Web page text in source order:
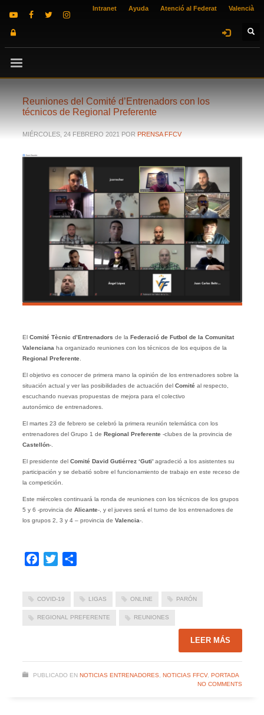
Intranet Ayuda Atenció al Federat Valencià
Reuniones del Comité d’Entrenadors con los
técnicos de Regional Preferente
MIÉRCOLES, 24 FEBRERO 2021 POR PRENSA FFCV
El Comité Tècnic d’Entrenadors de la Federació de Futbol de la Comunitat
Valenciana ha organizado reuniones con los técnicos de los equipos de la
Regional Preferente.
El objetivo es conocer de primera mano la opinión de los entrenadores sobre la
situación actual y ver las posibilidades de actuación del Comitéal respecto,
escuchando nuevas propuestas de mejora para el colectivo
autonómico de entrenadores.
El martes 23 de febrero se celebró la primera reunión telemática con los
entrenadores del Grupo 1 de Regional Preferente -clubes de la provincia de
Castellón-.
El presidente del Comité David Gutiérrez ‘Guti’ agradeció a los asistentes su
participación y se debatió sobre el funcionamiento de trabajo en este receso de
la competición.
Este miércoles continuará la ronda de reuniones con los técnicos de los grupos
5 y 6 -provincia de Alicante-, y el jueves será el turno de los entrenadores de
los grupos 2, 3 y 4 – provincia de Valencia-.
Facebook
Twitter
COVID-19 LIGAS ONLINE PARÓN
REGIONAL PREFERENTE REUNIONES
LEER MÁS
PUBLICADO EN NOTICIAS ENTRENADORES, NOTICIAS FFCV, PORTADA
NO COMMENTS